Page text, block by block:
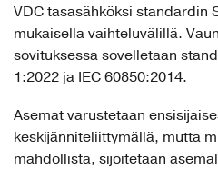
VDC tasasähköksi standardin
mukaisella vaihteluvälillä.
sovituksessa sovelletaan
1:2022 ja IEC 60850:2014.
Asemat varustetaan
keskijänniteliittymällä, mutta
mahdollista, sijoitetaan